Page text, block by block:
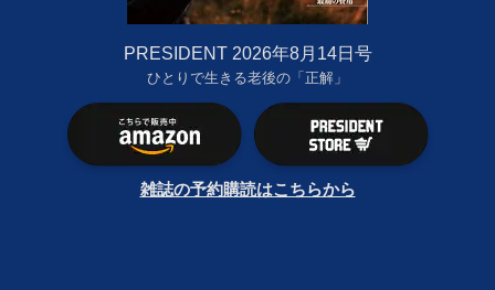
PRESIDENT 2026年8月14日号
ひとりで生きる老後の「正解」
雑誌の予約購読はこちらから